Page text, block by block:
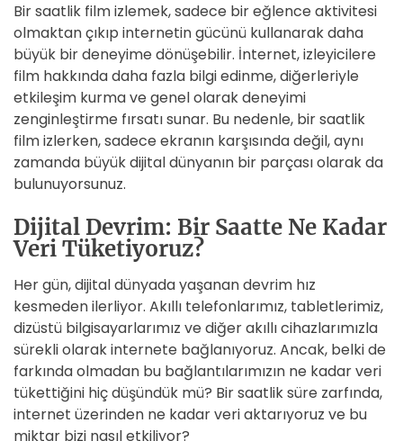
Bir saatlik film izlemek, sadece bir eğlence aktivitesi
olmaktan çıkıp internetin gücünü kullanarak daha
büyük bir deneyime dönüşebilir. İnternet, izleyicilere
film hakkında daha fazla bilgi edinme, diğerleriyle
etkileşim kurma ve genel olarak deneyimi
zenginleştirme fırsatı sunar. Bu nedenle, bir saatlik
film izlerken, sadece ekranın karşısında değil, aynı
zamanda büyük dijital dünyanın bir parçası olarak da
bulunuyorsunuz.
Dijital Devrim: Bir Saatte Ne Kadar
Veri Tüketiyoruz?
Her gün, dijital dünyada yaşanan devrim hız
kesmeden ilerliyor. Akıllı telefonlarımız, tabletlerimiz,
dizüstü bilgisayarlarımız ve diğer akıllı cihazlarımızla
sürekli olarak internete bağlanıyoruz. Ancak, belki de
farkında olmadan bu bağlantılarımızın ne kadar veri
tükettiğini hiç düşündük mü? Bir saatlik süre zarfında,
internet üzerinden ne kadar veri aktarıyoruz ve bu
miktar bizi nasıl etkiliyor?